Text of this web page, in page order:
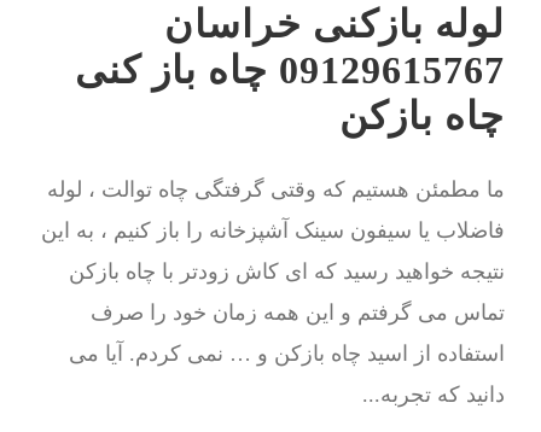
لوله بازکنی خراسان
09129615767 چاه باز کنی
چاه بازکن
ما مطمئن هستیم که وقتی گرفتگی چاه توالت ، لوله
فاضلاب یا سیفون سینک آشپزخانه را باز کنیم ، به این
نتیجه خواهید رسید که ای کاش زودتر با چاه بازکن
تماس می گرفتم و این همه زمان خود را صرف
استفاده از اسید چاه بازکن و … نمی کردم. آیا می
دانید که تجربه...